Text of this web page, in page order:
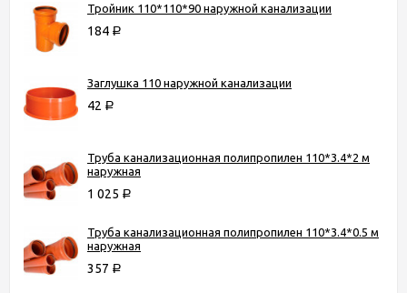
Тройник 110*110*90 наружной канализации
184 Р
Заглушка 110 наружной канализации
42 Р
Труба канализационная полипропилен 110*3.4*2 м
наружная
1 025 Р
Труба канализационная полипропилен 110*3.4*0.5 м
наружная
357 Р